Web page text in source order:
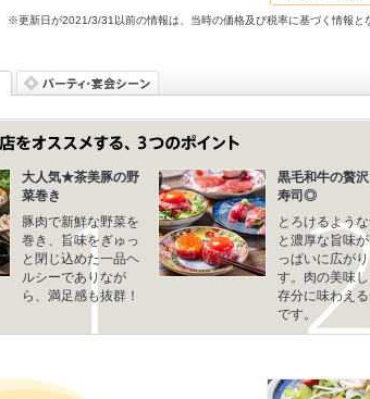
※更新日が2021/3/31以前の情報は、当時の価格及び税率に基づく情報と
大人気★茶美豚の野
菜巻き
豚肉で新鮮な野菜を
巻き、旨味をぎゅっ
と閉じ込めた一品ヘ
ルシーでありなが
ら、満足感も抜群！
黒毛和牛の贅
寿司◎
とろけるよう
と濃厚な旨味
っぱいに広がり
す。肉の美味
存分に味わえ
です。